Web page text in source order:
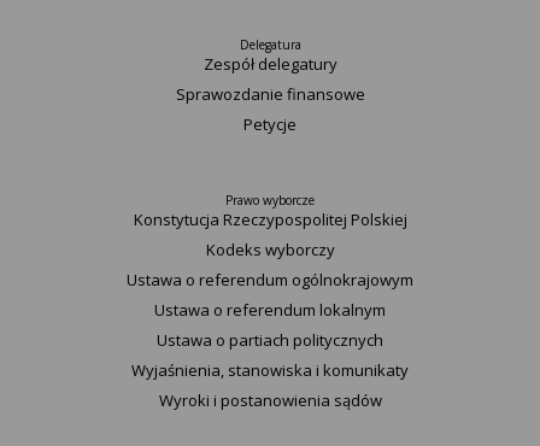
Delegatura
Zespół delegatury
Sprawozdanie finansowe
Petycje
Prawo wyborcze
Konstytucja Rzeczypospolitej Polskiej​
Kodeks wyborczy
Ustawa o referendum ogólnokrajowym
Ustawa o referendum lokalnym
Ustawa o partiach politycznych
Wyjaśnienia, stanowiska i komunikaty
Wyroki i postanowienia sądów